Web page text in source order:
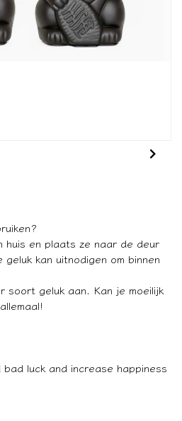
huis en plaats ze naar de deur
kan uitnodigen om binnen
soort geluk aan. Kan je moeilijk
luck and increase happiness